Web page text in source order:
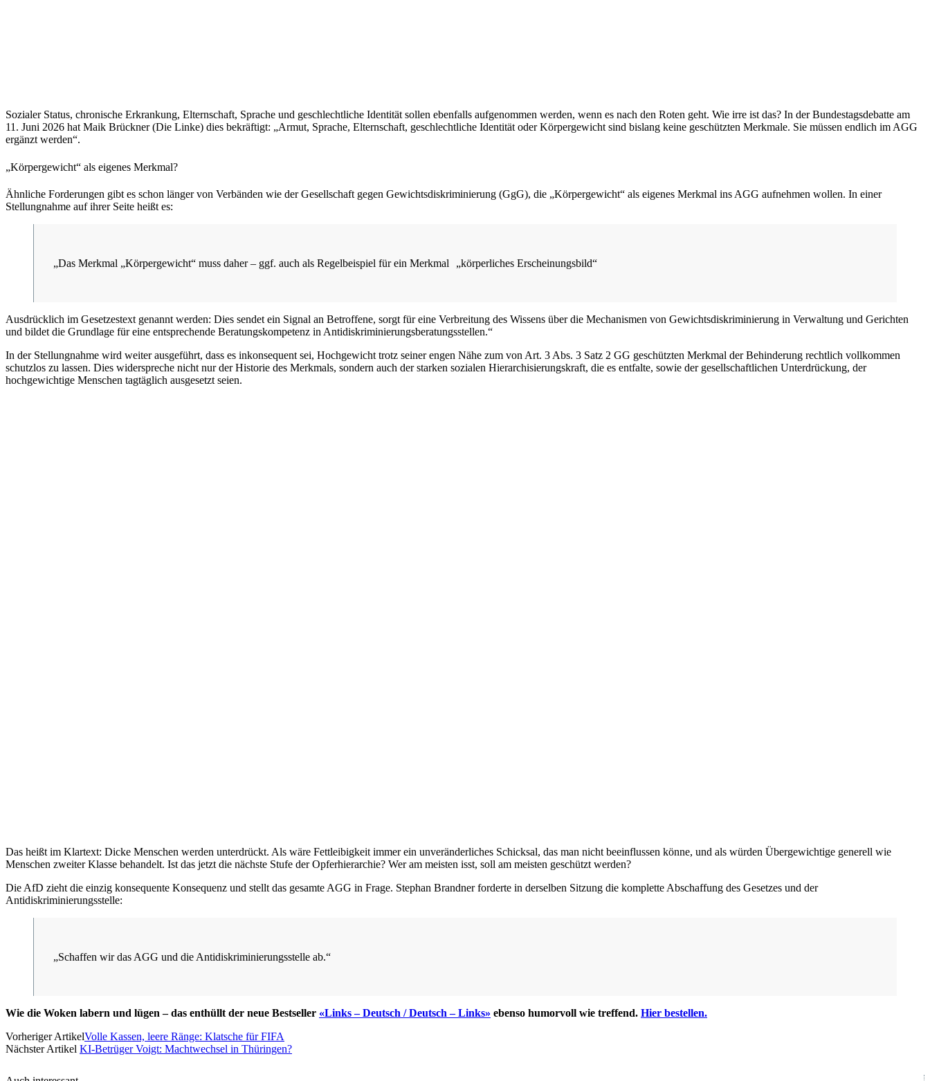
Sozialer Status, chronische Erkrankung, Elternschaft, Sprache und geschlechtliche Identität sollen ebenfalls aufgenommen werden, wenn es nach den Roten geht. Wie irre ist das? In der Bundestagsdebatte am
11. Juni 2026 hat Maik Brückner (Die Linke) dies bekräftigt: „Armut, Sprache, Elternschaft, geschlechtliche Identität oder Körpergewicht sind bislang keine geschützten Merkmale. Sie müssen endlich im AGG
ergänzt werden“.
„Körpergewicht“ als eigenes Merkmal?
Ähnliche Forderungen gibt es schon länger von Verbänden wie der Gesellschaft gegen Gewichtsdiskriminierung (GgG), die „Körpergewicht“ als eigenes Merkmal ins AGG aufnehmen wollen. In einer
Stellungnahme auf ihrer Seite heißt es:
„Das Merkmal „Körpergewicht“ muss daher – ggf. auch als Regelbeispiel für ein Merkmal „körperliches Erscheinungsbild“
Ausdrücklich im Gesetzestext genannt werden: Dies sendet ein Signal an Betroffene, sorgt für eine Verbreitung des Wissens über die Mechanismen von Gewichtsdiskriminierung in Verwaltung und Gerichten
und bildet die Grundlage für eine entsprechende Beratungskompetenz in Antidiskriminierungsberatungsstellen.“
In der Stellungnahme wird weiter ausgeführt, dass es inkonsequent sei, Hochgewicht trotz seiner engen Nähe zum von Art. 3 Abs. 3 Satz 2 GG geschützten Merkmal der Behinderung rechtlich vollkommen
schutzlos zu lassen. Dies widerspreche nicht nur der Historie des Merkmals, sondern auch der starken sozialen Hierarchisierungskraft, die es entfalte, sowie der gesellschaftlichen Unterdrückung, der
hochgewichtige Menschen tagtäglich ausgesetzt seien.
Das heißt im Klartext: Dicke Menschen werden unterdrückt. Als wäre Fettleibigkeit immer ein unveränderliches Schicksal, das man nicht beeinflussen könne, und als würden Übergewichtige generell wie
Menschen zweiter Klasse behandelt. Ist das jetzt die nächste Stufe der Opferhierarchie? Wer am meisten isst, soll am meisten geschützt werden?
Die AfD zieht die einzig konsequente Konsequenz und stellt das gesamte AGG in Frage. Stephan Brandner forderte in derselben Sitzung die komplette Abschaffung des Gesetzes und der
Antidiskriminierungsstelle:
„Schaffen wir das AGG und die Antidiskriminierungsstelle ab.“
Wie die Woken labern und lügen – das enthüllt der neue Bestseller «Links – Deutsch / Deutsch – Links» ebenso humorvoll wie treffend. Hier bestellen.
Vorheriger ArtikelVolle Kassen, leere Ränge: Klatsche für FIFA
Nächster Artikel KI-Betrüger Voigt: Machtwechsel in Thüringen?